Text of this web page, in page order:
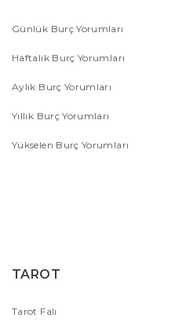
Günlük Burç Yorumları
Haftalık Burç Yorumları
Aylık Burç Yorumları
Yıllık Burç Yorumları
Yükselen Burç Yorumları
TAROT
Tarot Falı